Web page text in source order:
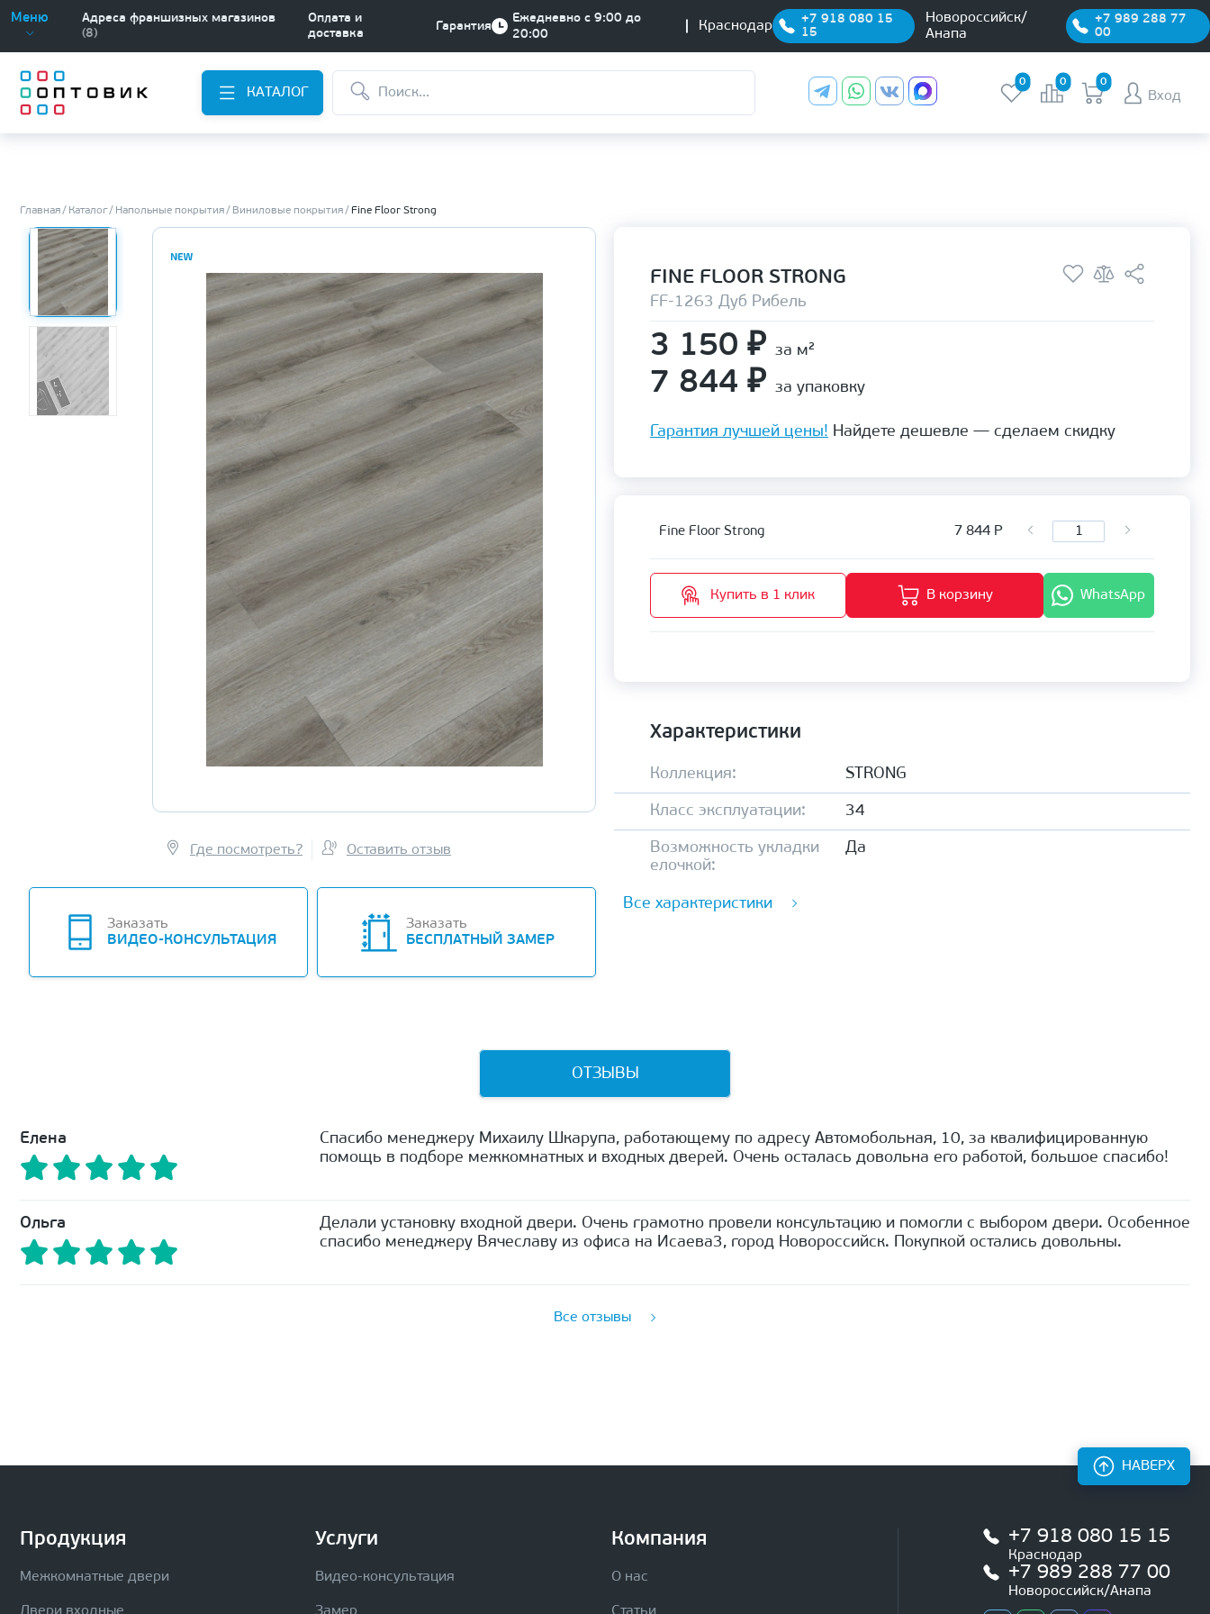
Меню
Адреса франшизных магазинов
(8)
Оплата и
доставка
Гарантия
Ежедневно с 9:00 до
20:00
Краснодар
+7 918 080 15
15
Новороссийск/
Анапа
+7 989 288 77
00
КАТАЛОГ
0 0 0
Вход
Главная Каталог Напольные покрытия Виниловые покрытия Fine Floor Strong
Где посмотреть? Оставить отзыв
Заказать
ВИДЕО-КОНСУЛЬТАЦИЯ
Заказать
БЕСПЛАТНЫЙ ЗАМЕР
FINE FLOOR STRONG
FF-1263 Дуб Рибель
3 150 ₽ за м²
7 844 ₽ за упаковку
Гарантия лучшей цены! Найдете дешевле — сделаем скидку
Fine Floor Strong 7 844 Р
Купить в 1 клик В корзину WhatsApp
Характеристики
Коллекция: STRONG
Класс эксплуатации: 34
Возможность укладки
елочкой:
Да
Все характеристики
ОТЗЫВЫ
Елена
Спасибо менеджеру Михаилу Шкарупа, работающему по адресу Автомобольная, 10, за квалифицированную
помощь в подборе межкомнатных и входных дверей. Очень осталась довольна его работой, большое спасибо!
Ольга
Делали установку входной двери. Очень грамотно провели консультацию и помогли с выбором двери. Особенное
спасибо менеджеру Вячеславу из офиса на Исаева3, город Новороссийск. Покупкой остались довольны.
Все отзывы
Продукция
Межкомнатные двери
Услуги
Видео-консультация
Компания
О нас
+7 918 080 15 15
Краснодар
+7 989 288 77 00
Новороссийск/Анапа
НАВЕРХ